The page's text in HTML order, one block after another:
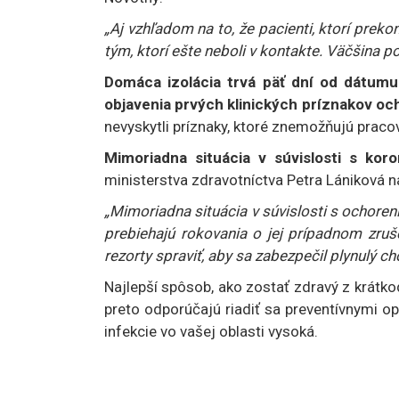
„Aj vzhľadom na to, že pacienti, ktorí
tým, ktorí ešte neboli v kontakte. Väčšina
Domáca izolácia trvá päť dní od
objavenia prvých klinických príznakov
nevyskytli príznaky, ktoré znemožňujú
Mimoriadna situácia v súvislosti s
ministerstva zdravotníctva Petra Lániková
„Mimoriadna situácia v súvislosti s
prebiehajú rokovania o jej prípadnom
rezorty spraviť, aby sa zabezpečil plynulý
Najlepší spôsob, ako zostať zdravý z
preto odporúčajú riadiť sa preventívnymi
infekcie vo vašej oblasti vysoká.